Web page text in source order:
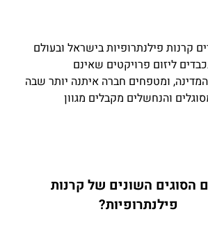
קרנות פילנתרופיות בישראל ובעולם
ליזום פרויקטים שאינם
ומטפחים חברה איתנה יותר שבה
והנחשלים מקבלים מגוון
הסוגים השונים של קרנות
פילנתרופיות?